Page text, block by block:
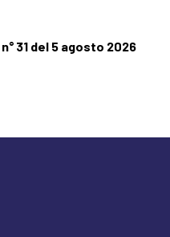
31 del 5 agosto 2026